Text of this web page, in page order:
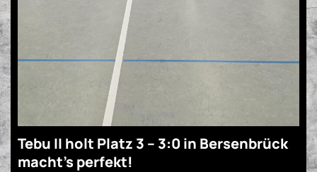
Tebu II holt Platz 3 – 3:0 in Bersenbrück
macht’s perfekt!